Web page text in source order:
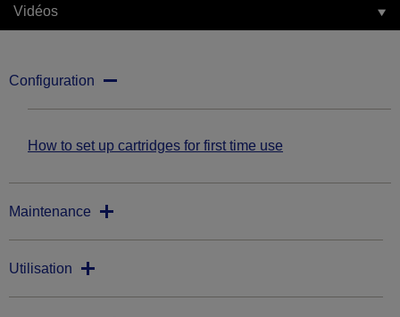
Vidéos
Configuration
How to set up cartridges for first time use
Maintenance
Utilisation